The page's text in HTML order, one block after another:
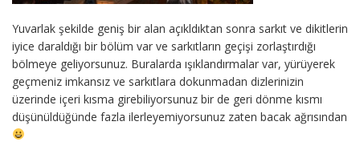
Yuvarlak şekilde geniş bir alan açıkldıktan sonra sarkıt ve dikitlerin
iyice daraldığı bir bölüm var ve sarkıtların geçişi zorlaştırdığı
bölmeye geliyorsunuz. Buralarda ışıklandırmalar var, yürüyerek
geçmeniz imkansız ve sarkıtlara dokunmadan dizlerinizin
üzerinde içeri kısma girebiliyorsunuz bir de geri dönme kısmı
düşünüldüğünde fazla ilerleyemiyorsunuz zaten bacak ağrısından